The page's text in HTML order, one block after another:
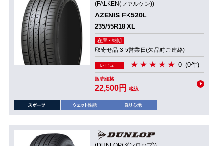
(FALKEN(ファルケン))
AZENIS FK520L
235/55R18 XL
在庫・納期
取寄せ品 3-5営業日(欠品時ご連絡)
レビュー 0 (0件)
販売価格
22,500円 税込